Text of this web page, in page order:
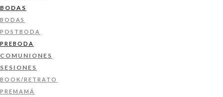
BODAS
BODAS
POSTBODA
PREBODA
COMUNIONES
SESIONES
BOOK/RETRATO
PREMAMÁ